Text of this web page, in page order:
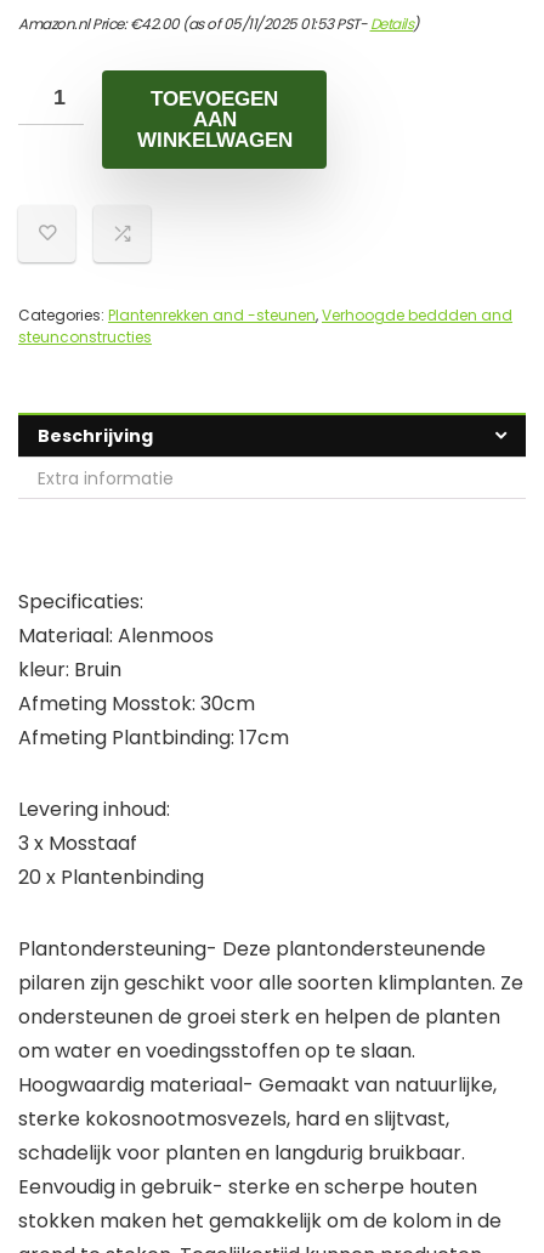
Amazon.nl Price:€42.00(as of 05/11/2025 01:53 PST-Details)
TOEVOEGEN
AAN
WINKELWAGEN
Categories: Plantenrekken and -steunen,Verhoogde beddden and
steunconstructies
Beschrijving
Extra informatie
Specificaties:
Materiaal: Alenmoos
kleur: Bruin
Afmeting Mosstok: 30cm
Afmeting Plantbinding: 17cm
Levering inhoud:
3 x Mosstaaf
20 x Plantenbinding
Plantondersteuning- Deze plantondersteunende
pilaren zijn geschikt voor alle soorten klimplanten. Ze
ondersteunen de groei sterk en helpen de planten
om water en voedingsstoffen op te slaan.
Hoogwaardig materiaal- Gemaakt van natuurlijke,
sterke kokosnootmosvezels, hard en slijtvast,
schadelijk voor planten en langdurig bruikbaar.
Eenvoudig in gebruik- sterke en scherpe houten
stokken maken het gemakkelijk om de kolom in de